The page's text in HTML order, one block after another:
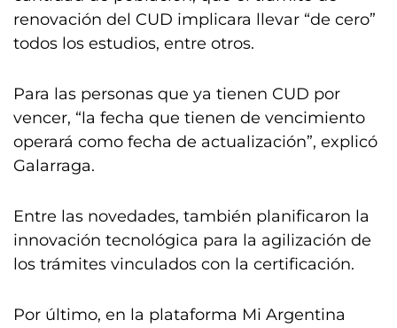
renovación del CUD implicara llevar “de cero”
todos los estudios, entre otros.
Para las personas que ya tienen CUD por
vencer, “la fecha que tienen de vencimiento
operará como fecha de actualización”, explicó
Galarraga.
Entre las novedades, también planificaron la
innovación tecnológica para la agilización de
los trámites vinculados con la certificación.
Por último, en la plataforma Mi Argentina